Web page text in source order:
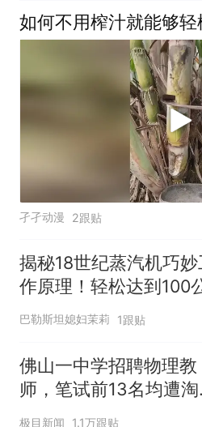
如何不用榨汁就能够轻
孑孑动漫 2跟贴
揭秘18世纪蒸汽机巧妙
作原理！轻松达到100
里每小时速度
巴勒斯坦媳妇茉莉 1跟贴
佛山一中学招聘物理教
师，笔试前13名均遭淘
汰？教育局：已叫停招
极目新闻 1.1万跟贴